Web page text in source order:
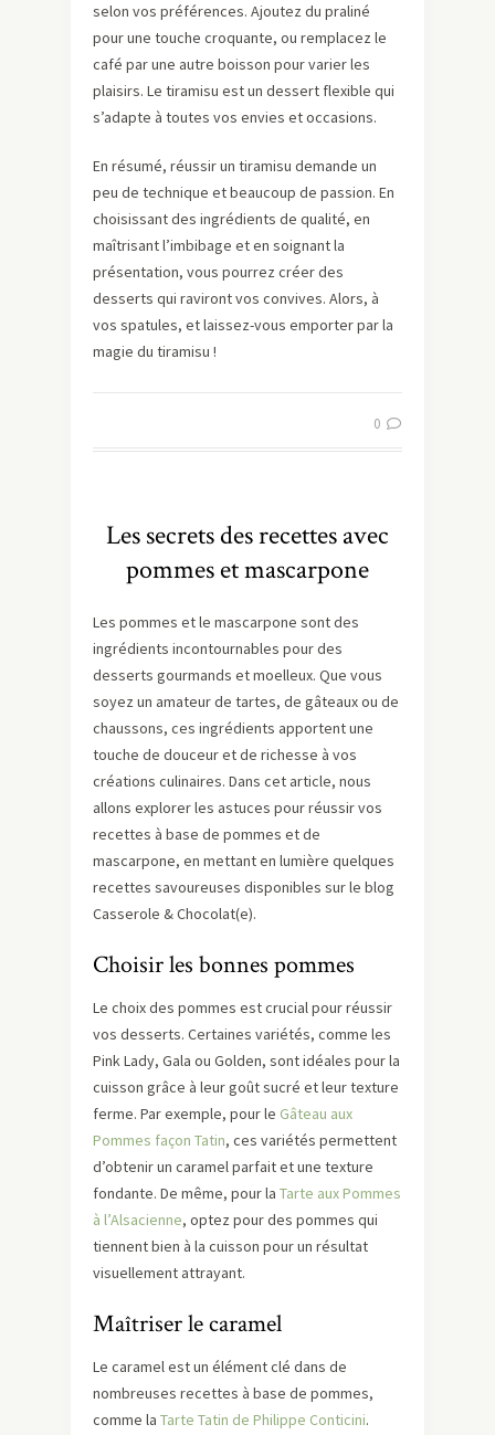
selon vos préférences. Ajoutez du praliné
pour une touche croquante, ou remplacez le
café par une autre boisson pour varier les
plaisirs. Le tiramisu est un dessert flexible qui
s’adapte à toutes vos envies et occasions.
En résumé, réussir un tiramisu demande un
peu de technique et beaucoup de passion. En
choisissant des ingrédients de qualité, en
maîtrisant l’imbibage et en soignant la
présentation, vous pourrez créer des
desserts qui raviront vos convives. Alors, à
vos spatules, et laissez-vous emporter par la
magie du tiramisu !
0
Les secrets des recettes avec
pommes et mascarpone
Les pommes et le mascarpone sont des
ingrédients incontournables pour des
desserts gourmands et moelleux. Que vous
soyez un amateur de tartes, de gâteaux ou de
chaussons, ces ingrédients apportent une
touche de douceur et de richesse à vos
créations culinaires. Dans cet article, nous
allons explorer les astuces pour réussir vos
recettes à base de pommes et de
mascarpone, en mettant en lumière quelques
recettes savoureuses disponibles sur le blog
Casserole & Chocolat(e).
Choisir les bonnes pommes
Le choix des pommes est crucial pour réussir
vos desserts. Certaines variétés, comme les
Pink Lady, Gala ou Golden, sont idéales pour la
cuisson grâce à leur goût sucré et leur texture
ferme. Par exemple, pour le Gâteau aux
Pommes façon Tatin, ces variétés permettent
d’obtenir un caramel parfait et une texture
fondante. De même, pour la Tarte aux Pommes
à l’Alsacienne, optez pour des pommes qui
tiennent bien à la cuisson pour un résultat
visuellement attrayant.
Maîtriser le caramel
Le caramel est un élément clé dans de
nombreuses recettes à base de pommes,
comme la Tarte Tatin de Philippe Conticini.